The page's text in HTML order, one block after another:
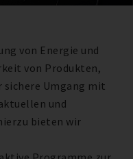
von Energie und
von Produkten,
Umgang mit
und
bieten wir